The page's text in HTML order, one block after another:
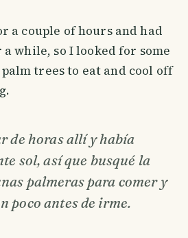
a couple of hours and had
while, so I looked for some
trees to eat and cool off
de horas allí y había
sol, así que busqué la
palmeras para comer y
poco antes de irme.